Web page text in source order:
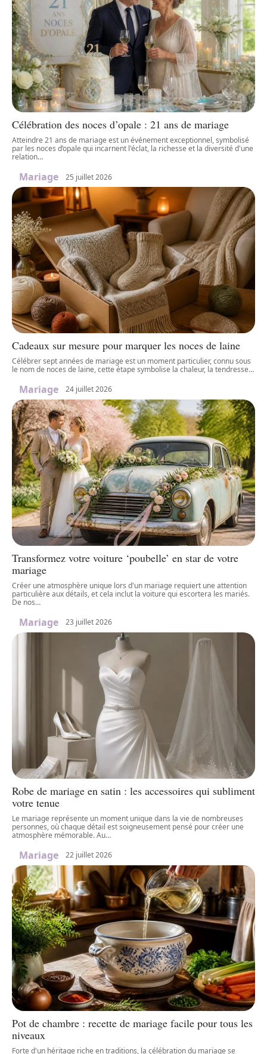
Célébration des noces d’opale : 21 ans de mariage
Atteindre 21 ans de mariage est un événement exceptionnel, symbolisé
par les noces d’opale qui incarnent l'éclat, la richesse et la diversité d'une
relation…
Mariage 25 juillet 2026
Cadeaux sur mesure pour marquer les noces de laine
Célébrer sept années de mariage est un moment particulier, connu sous
le nom de noces de laine, cette étape symbolise la chaleur, la tendresse…
Mariage 24 juillet 2026
Transformez votre voiture ‘poubelle’ en star de votre
mariage
Créer une atmosphère unique lors d'un mariage requiert une attention
particulière aux détails, et cela inclut la voiture qui escortera les mariés.
De nos…
Mariage 23 juillet 2026
Robe de mariage en satin : les accessoires qui subliment
votre tenue
Le mariage représente un moment unique dans la vie de nombreuses
personnes, où chaque détail est soigneusement pensé pour créer une
atmosphère mémorable. Au…
Mariage 22 juillet 2026
Pot de chambre : recette de mariage facile pour tous les
niveaux
Forte d'un héritage riche en traditions, la célébration du mariage se